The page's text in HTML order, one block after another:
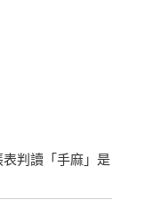
判讀「手麻」是